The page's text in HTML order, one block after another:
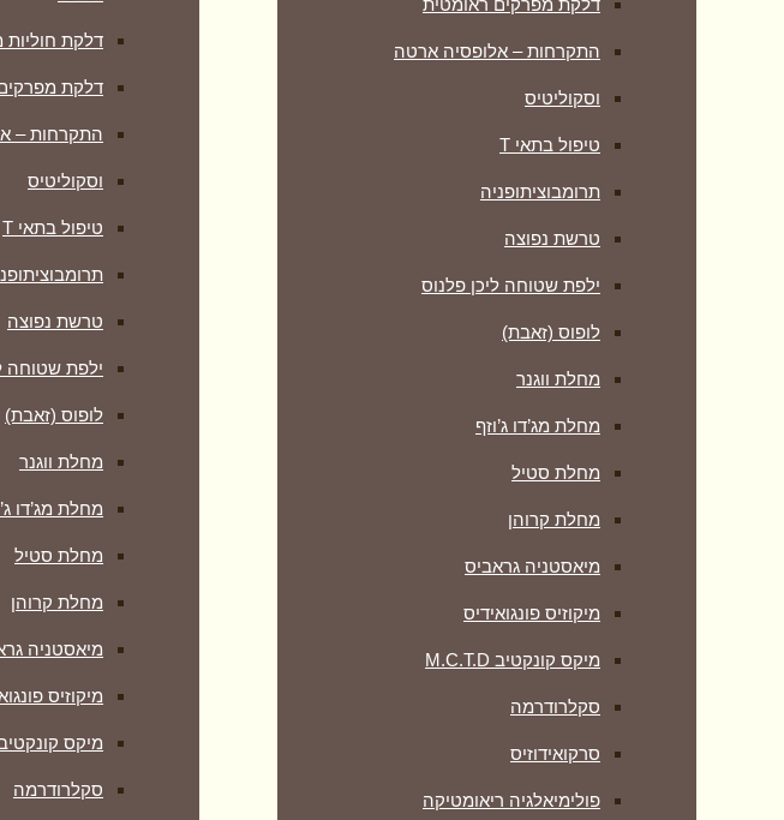
דלקת מפרקים ראומטית
התקרחות – אלופסיה ארטה
וסקוליטיס
טיפול בתאי T
תרומבוציתופניה
טרשת נפוצה
ילפת שטוחה ליכן פלנוס
לופוס (זאבת)
מחלת ווגנר
מחלת מג’דו ג’וזף
מחלת סטיל
מחלת קרוהן
מיאסטניה גראביס
מיקוזיס פונגואידיס
מיקס קונקטיב M.C.T.D
סקלרודרמה
סרקואידוזיס
פולימיאלגיה ריאומטיקה
דלקת
דלקת
התקרחות –
וסקוליטיס
טיפול בתאי T
טרשת נפוצה
ילפת שטוחה
לופוס (זאבת)
מחלת ווגנר
מחלת מג’דו
מחלת סטיל
מחלת קרוהן
מיאסטניה
מיקוזיס
מיקס קונקטיב M.C.T.D
סקלרודרמה